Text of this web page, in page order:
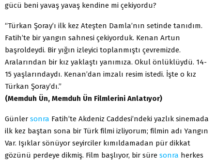
gücü beni yavaş yavaş kendine mi çekiyordu?
“Türkan Şoray’ı ilk kez Ateşten Damla’nın setinde tanıdım.
Fatih’te bir yangın sahnesi çekiyorduk. Kenan Artun
başroldeydi. Bir yığın izleyici toplanmıştı çevremizde.
Aralarından bir kız yaklaştı yanımıza. Okul önlüklüydü. 14-
15 yaşlarındaydı. Kenan’dan imzalı resim istedi. İşte o kız
Türkan Şoray’dı.”
(Memduh Ün, Memduh Ün Filmlerini Anlatıyor)
Günler sonra Fatih’te Akdeniz Caddesi’ndeki yazlık sinemada
ilk kez baştan sona bir Türk filmi izliyorum; filmin adı Yangın
Var. Işıklar sönüyor seyirciler kımıldamadan pür dikkat
gözünü perdeye dikmiş. Film başlıyor, bir süre sonra herkes